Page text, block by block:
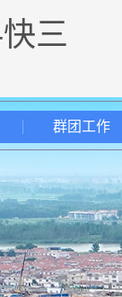
三
群团工作